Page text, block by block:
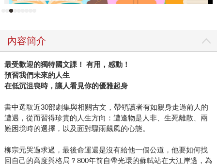
華以及美好。」 「爸比，我好像懂了什麼。」 「文學的意
經營小小的自媒體，那現在的心情就是素材。 再說台灣這麼
小，隨時可以再見面。而且通訊這麼發達，手機傳訊息隨時
都可以。」 「因為現在就是聯絡少了，然後好像新同學都還
很陌生，所以就感到好懷念。」 「等放連假，你們不是想見
就能見。 何夜無月？何處無竹柏？在不同的階段會有不同的
朋友，爸爸偶爾也會懷念以前同學，但大家都有各自的家
庭，有時候不打擾最好。」 「就像現在爸比跟阿寬叔叔一樣
嗎？」 「不不不，誰跟他是朋友。」 「蛤！！！」 「我跟
內容簡介
最受歡迎的獨特國文課！ 有用，感動！
預習我們未來的人生
在低沉沮喪時，讓人看見你的優雅起身
書中選取近30部劇集與相關古文，帶領讀者有如親身走過前人的
遭遇，從而習得珍貴的人生方向：遭逢物是人非、生死離散、兩
難困境時的選擇，以及面對驟雨飆風的心態。
柳宗元哭過求過，最後命運還是沒有給他一個公道，他要如何找
回自己的高度與格局？800年前自帶光環的蘇軾站在大江岸邊，為